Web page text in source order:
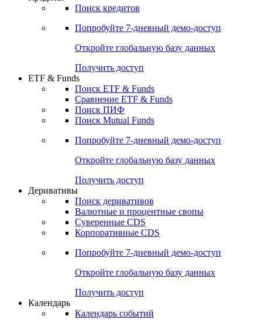
Откройте глобальную базу данных
Получить доступ
Поиск кредитов
Попробуйте7-дневный
Откройте глобальную базу данных
Получить доступ
ETF & Funds
Сравнение ETF & Funds
Поиск Mutual Funds
Попробуйте7-дневный
Откройте глобальную базу данных
Получить доступ
Деривативы
Валютные и процентные свопы
Корпоративные CDS
Попробуйте7-дневный
Откройте глобальную базу данных